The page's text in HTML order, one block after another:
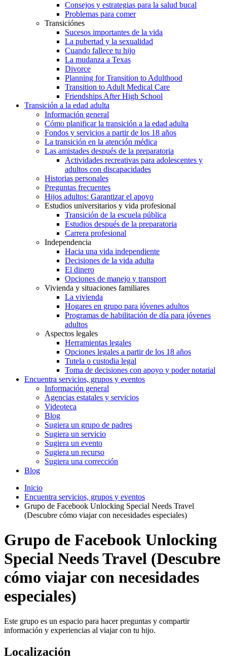
Consejos y estrategias para la salud bucal
Problemas para comer
Transiciónes
Sucesos importantes de la vida
La pubertad y la sexualidad
Cuando fallece tu hijo
La mudanza a Texas
Divorce
Planning for Transition to Adulthood
Transition to Adult Medical Care
Friendships After High School
Transición a la edad adulta
Información general
Cómo planificar la transición a la edad adulta
Fondos y servicios a partir de los 18 años
La transición en la atención médica
Las amistades después de la preparatoria
Actividades recreativas para adolescentes y
adultos con discapacidades
Historias personales
Preguntas frecuentes
Hijos adultos: Garantizar el apoyo
Estudios universitarios y vida profesional
Transición de la escuela pública
Estudios después de la preparatoria
Carrera profesional
Independencia
Hacia una vida independiente
Decisiones de la vida adulta
El dinero
Opciones de manejo y transport
Vivienda y situaciones familiares
La vivienda
Hogares en grupo para jóvenes adultos
Programas de habilitación de día para jóvenes
adultos
Aspectos legales
Herramientas legales
Opciones legales a partir de los 18 años
Tutela o custodia legal
Toma de decisiones con apoyo y poder notarial
Encuentra servicios, grupos y eventos
Información general
Agencias estatales y servicios
Videoteca
Blog
Sugiera un grupo de padres
Sugiera un servicio
Sugiera un evento
Sugiera un recurso
Sugiera una corrección
Blog
Inicio
Encuentra servicios, grupos y eventos
Grupo de Facebook Unlocking Special Needs Travel
(Descubre cómo viajar con necesidades especiales)
Grupo de Facebook Unlocking
Special Needs Travel (Descubre
cómo viajar con necesidades
especiales)
Este grupo es un espacio para hacer preguntas y compartir
información y experiencias al viajar con tu hijo.
Localización